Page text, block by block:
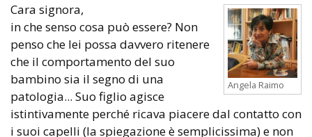
Angela Raimo
Cara signora,
in che senso cosa può essere? Non
penso che lei possa davvero ritenere
che il comportamento del suo
bambino sia il segno di una
patologia... Suo figlio agisce
istintivamente perché ricava piacere dal contatto con
i suoi capelli (la spiegazione è semplicissima) e non